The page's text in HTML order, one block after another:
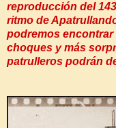
reproducción del
ritmo de
podremos
choques y más
patrulleros podrán